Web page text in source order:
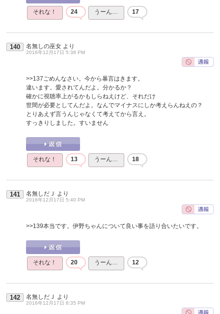
それな！ 24 うーん… 17
140 名無しの巫女 より
2016年12月17日 5:38 PM
>>137ごめんなさい。今から暴言はきます。
違います。愛されてんだよ。分かるか？
確かに視聴率上がるかもしらねえけど、それだけ
世間が必要としてんだよ。なんでマイナスにしか考えらんねえの？
とりあえず言うんじゃなくて考えてから言え。
すっきりしました。すいません
それな！ 13 うーん… 18
141 名無しだＪ より
2016年12月17日 5:40 PM
>>139本当です。伊野ちゃんについて良い事を語り合いたいです。
それな！ 20 うーん… 12
142 名無しだＪ より
2016年12月17日 8:35 PM